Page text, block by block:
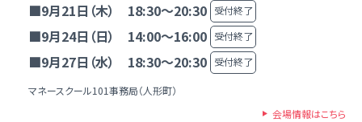
■9月21日（木） 18:30～20:30 受付終了
■9月24日（日） 14:00～16:00 受付終了
■9月27日（水） 18:30～20:30 受付終了
マネースクール101事務局（人形町）
会場情報はこちら